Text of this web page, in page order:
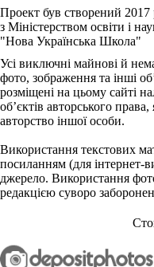
Проект був створений 2017
з Міністерством освіти і
"Нова Українська Школа"
Усі виключні майнові й
фото, зображення та інші
розміщені на цьому сайті
об’єктів авторського
авторство іншої особи.
Використання текстових
посиланням (для інтернет-
джерело. Використання
редакцією суворо